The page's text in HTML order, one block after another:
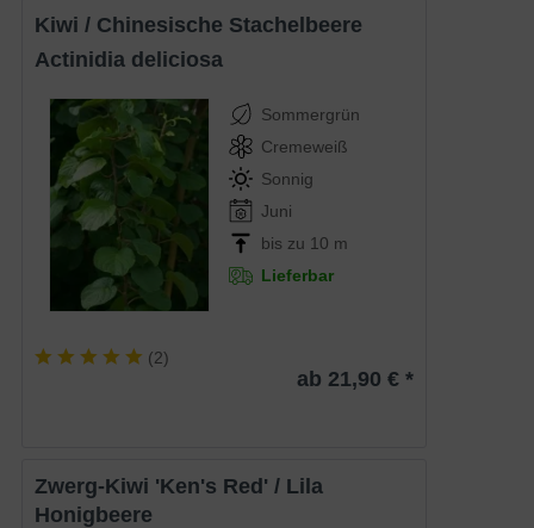
Kiwi / Chinesische Stachelbeere
Actinidia deliciosa
Sommergrün
Cremeweiß
Sonnig
Juni
bis zu 10 m
Lieferbar
(2)
ab 21,90 € *
Zwerg-Kiwi 'Ken's Red' / Lila
Honigbeere